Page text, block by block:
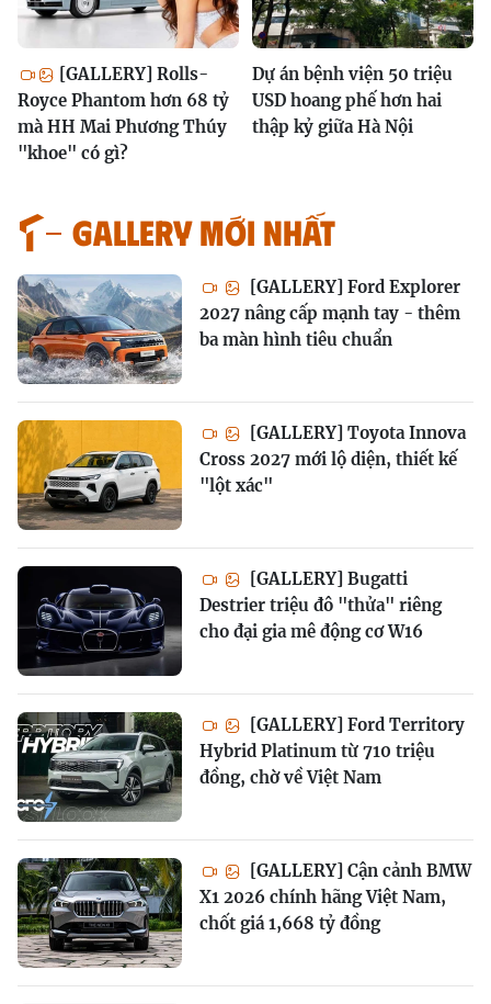
[GALLERY] Rolls-
Royce Phantom hơn 68 tỷ
mà HH Mai Phương Thúy
"khoe" có gì?
Dự án bệnh viện 50 triệu
USD hoang phế hơn hai
thập kỷ giữa Hà Nội
GALLERY MỚI NHẤT
[GALLERY] Ford Explorer
2027 nâng cấp mạnh tay - thêm
ba màn hình tiêu chuẩn
[GALLERY] Toyota Innova
Cross 2027 mới lộ diện, thiết kế
"lột xác"
[GALLERY] Bugatti
Destrier triệu đô "thửa" riêng
cho đại gia mê động cơ W16
[GALLERY] Ford Territory
Hybrid Platinum từ 710 triệu
đồng, chờ về Việt Nam
[GALLERY] Cận cảnh BMW
X1 2026 chính hãng Việt Nam,
chốt giá 1,668 tỷ đồng